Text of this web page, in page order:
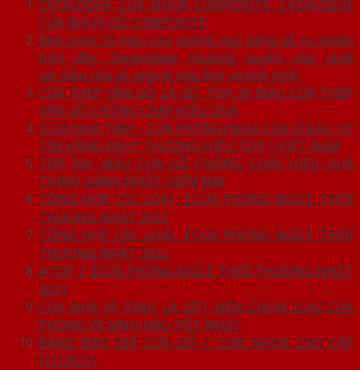
CATALOGUE CỦA NHỰA COMPOSITE, CATALOGUE
CỬA NHỰA GỖ COMPOSITE
Bên cạnh 30 mẫu cửa phòng ngủ bằng gỗ tự nhiên
trên đây, Saigondoor thường xuyên cập nhật
các mẫu cửa gỗ phòng ngủ đẹp và mới nhất
CỬA THÉP VÂN GỖ LÀ GÌ?. TOP 20 MẪU CỬA THÉP
VÂN GỖ CHỐNG CHÁY HIỆU QUẢ
[CỬA NHÀ TẮM – CỬA PHÒNG] MUA CỬA Ở ĐÂU UY
TÍN HÀNG ĐẦU? THƯƠNG HIỆU TOP 1 VIỆT NAM
TOP 20+ MẪU CỬA GỖ CHỐNG CHÁY HIỆU QUẢ
THỊNH HÀNH NHẤT HIỆN NAY
TỔNG HỢP CÁC LOẠI 【CỬA PHÒNG NGỦ】THỜI
THƯỢNG NHẤT 2021
TỔNG HỢP CÁC LOẠI 【CỬA PHÒNG NGỦ】THỜI
THƯỢNG NHẤT 2022
#TOP 7【CỬA PHÒNG NGỦ】THỜI THƯỢNG NHẤT
2021
CỬA NHÀ VỆ SINH LÀ GÌ?| NÊN CHỌN LOẠI CỬA
PHÒNG VỆ SINH NÀO TỐT NHẤT
BẢNG BÁO GIÁ CỬA GỖ | CỬA NHỰA CAO CẤP
[11/2021]